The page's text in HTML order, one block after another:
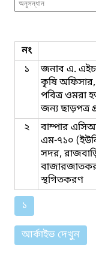
নং
১
জনাব এ.
কৃষি
পবিত্র ওমরা
জন্য ছাড়পত্র
২
বাম্পার
এম-৭১০
সদর,
স্থগিতকরণ
১
আর্কাইভ দেখুন